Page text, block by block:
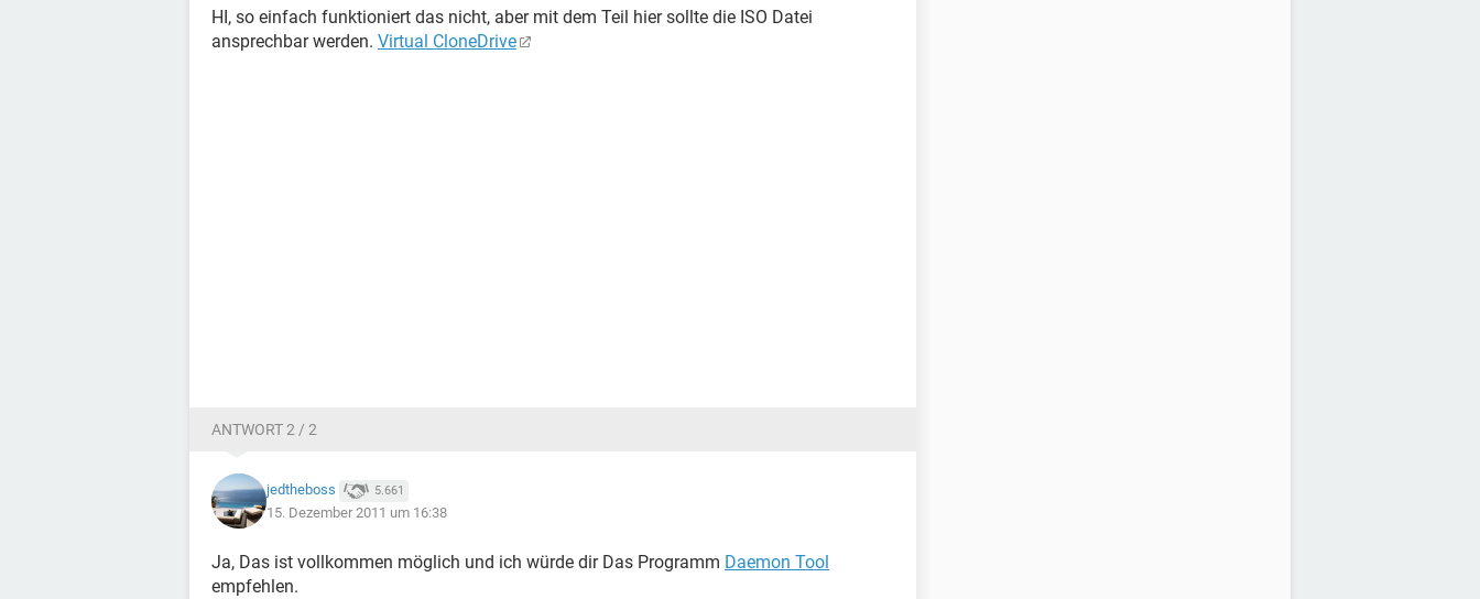
HI, so einfach funktioniert das nicht, aber mit dem Teil hier sollte die ISO Datei
ansprechbar werden. Virtual CloneDrive
ANTWORT 2 / 2
jedtheboss 5.661
15. Dezember 2011 um 16:38
Ja, Das ist vollkommen möglich und ich würde dir Das Programm Daemon Tool
empfehlen.